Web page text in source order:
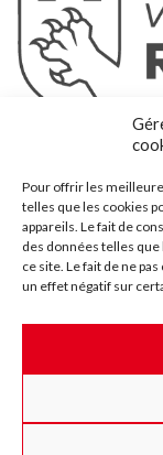
Pour offrir les
telles que les cookies
appareils. Le fait de
des données telles
ce site. Le fait de ne
un effet négatif sur